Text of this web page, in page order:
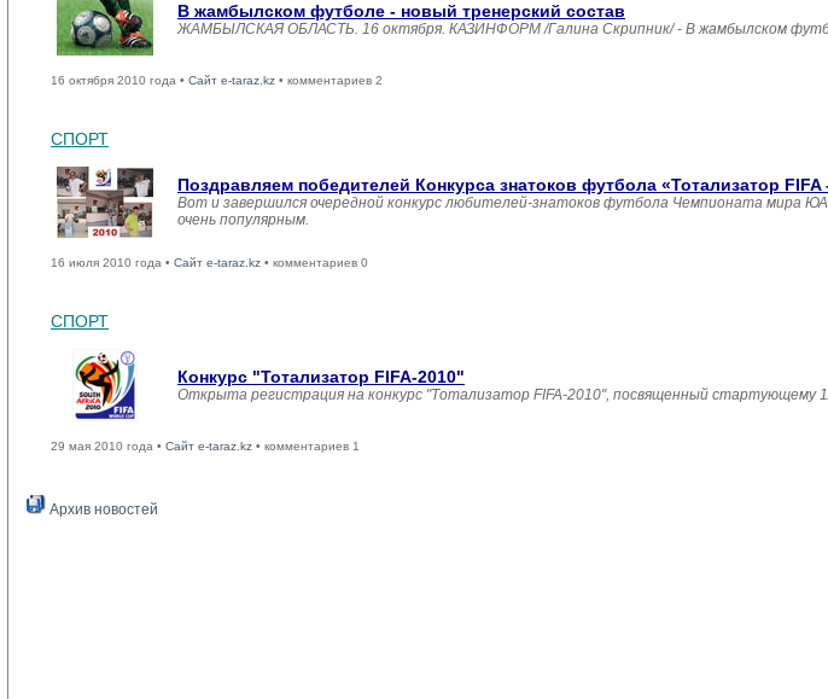
В жамбылском футболе - новый тренерский состав
ЖАМБЫЛСКАЯ ОБЛАСТЬ. 16 октября. КАЗИНФОРМ /Галина Скрипник/ - В жамбылском
16 октября 2010 года • Сайт e-taraz.kz • комментариев 2
СПОРТ
Поздравляем победителей Конкурса знатоков футбола «Тотализатор FIFA
Вот и завершился очередной конкурс любителей-знатоков футбола Чемпионата мира
очень популярным.
16 июля 2010 года • Сайт e-taraz.kz • комментариев 0
СПОРТ
Конкурс "Тотализатор FIFA-2010"
Открыта регистрация на конкурс "Тотализатор FIFA-2010", посвященный стартующему
29 мая 2010 года • Сайт e-taraz.kz • комментариев 1
Архив новостей